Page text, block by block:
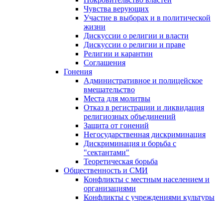
Чувства верующих
Участие в выборах и в политической
жизни
Дискуссии о религии и власти
Дискуссии о религии и праве
Религии и карантин
Соглашения
Гонения
Административное и полицейское
вмешательство
Места для молитвы
Отказ в регистрации и ликвидация
религиозных объединений
Защита от гонений
Негосударственная дискриминация
Дискриминация и борьба с
"сектантами"
Теоретическая борьба
Общественность и СМИ
Конфликты с местным населением и
организациями
Конфликты с учреждениями культуры